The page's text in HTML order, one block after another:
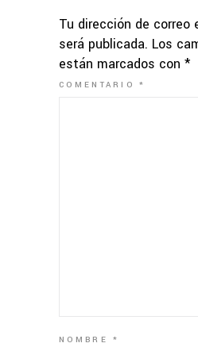
Tu dirección de correo
será publicada. Los
están marcados con *
COMENTARIO*
NOMBRE*